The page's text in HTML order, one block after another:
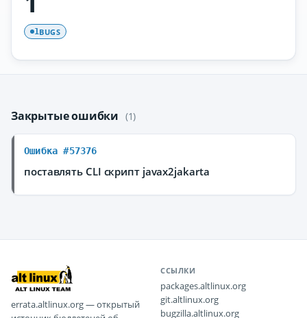
1BUGS
Закрытые ошибки (1)
Ошибка #57376
поставлять CLI скрипт javax2jakarta
errata.altlinux.org — открытый
ССЫЛКИ
packages.altlinux.org
git.altlinux.org
bugzilla.altlinux.org